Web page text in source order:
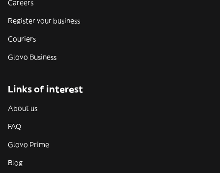
Careers
Register your business
Couriers
Glovo Business
Links of interest
About us
FAQ
Glovo Prime
Blog